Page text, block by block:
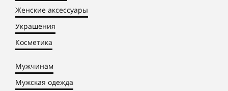
Женские аксессуары
Украшения
Косметика
Мужчинам
Мужская одежда